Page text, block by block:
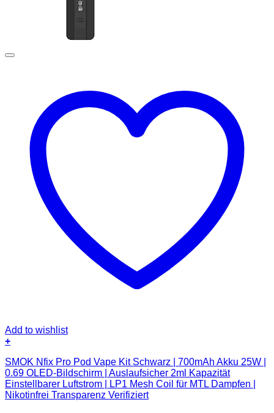
Add to wishlist
+
SMOK Nfix Pro Pod Vape Kit Schwarz | 700mAh Akku 25W |
0.69 OLED-Bildschirm | Auslaufsicher 2ml Kapazität
Einstellbarer Luftstrom | LP1 Mesh Coil für MTL Dampfen |
Nikotinfrei Transparenz Verifiziert